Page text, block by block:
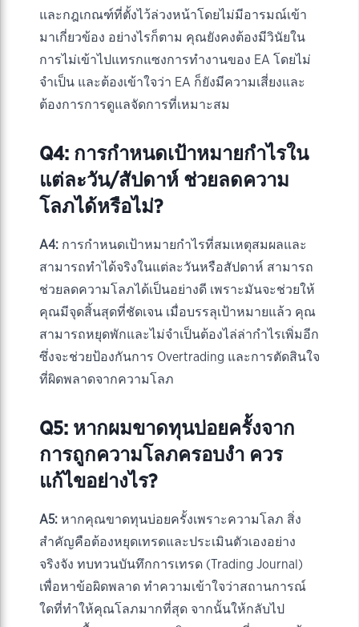
และกฎเกณฑ์ที่ตั้งไว้ล่วงหน้าโดยไม่มีอารมณ์เข้า
มาเกี่ยวข้อง อย่างไรก็ตาม คุณยังคงต้องมีวินัยใน
การไม่เข้าไปแทรกแซงการทำงานของ EA โดยไม่
จำเป็น และต้องเข้าใจว่า EA ก็ยังมีความเสี่ยงและ
ต้องการการดูแลจัดการที่เหมาะสม
Q4: การกำหนดเป้าหมายกำไรใน
แต่ละวัน/สัปดาห์ ช่วยลดความ
โลภได้หรือไม่?
A4: การกำหนดเป้าหมายกำไรที่สมเหตุสมผลและ
สามารถทำได้จริงในแต่ละวันหรือสัปดาห์ สามารถ
ช่วยลดความโลภได้เป็นอย่างดี เพราะมันจะช่วยให้
คุณมีจุดสิ้นสุดที่ชัดเจน เมื่อบรรลุเป้าหมายแล้ว คุณ
สามารถหยุดพักและไม่จำเป็นต้องไล่ล่ากำไรเพิ่มอีก
ซึ่งจะช่วยป้องกันการ Overtrading และการตัดสินใจ
ที่ผิดพลาดจากความโลภ
Q5: หากผมขาดทุนบ่อยครั้งจาก
การถูกความโลภครอบงำ ควร
แก้ไขอย่างไร?
A5: หากคุณขาดทุนบ่อยครั้งเพราะความโลภ สิ่ง
สำคัญคือต้องหยุดเทรดและประเมินตัวเองอย่าง
จริงจัง ทบทวนบันทึกการเทรด (Trading Journal)
เพื่อหาข้อผิดพลาด ทำความเข้าใจว่าสถานการณ์
ใดที่ทำให้คุณโลภมากที่สุด จากนั้นให้กลับไป